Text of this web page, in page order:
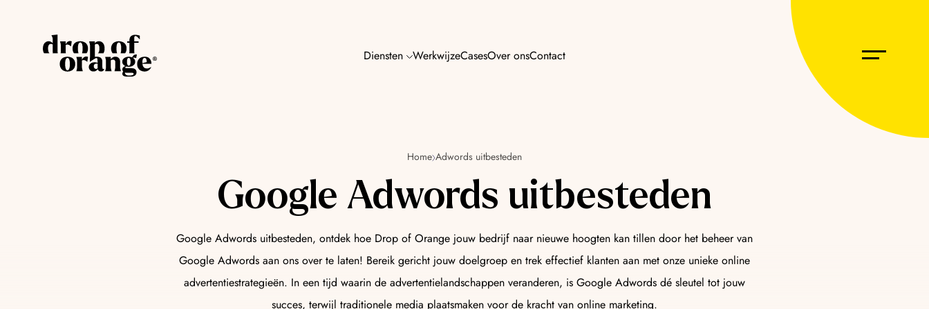
Diensten
Ontdek waar AI direct waarde toevoegt aan jouw marketing — van
Word zichtbaar in Google én AI-antwoorden. Jouw merk als bron in de
zoekmachines van morgen.
Ontdek hoe automatisering en slimme tools zorgen voor meer resultaat,
Content die raakt, presteert en gevonden wordt! Perfect afgestemd op
mens én machine.
WerkwijzeCasesOver onsContact
Home Adwords uitbesteden
Google Adwords uitbesteden
Google Adwords uitbesteden, ontdek hoe Drop of Orange jouw bedrijf naar nieuwe hoogten kan tillen door het beheer van
Google Adwords aan ons over te laten! Bereik gericht jouw doelgroep en trek effectief klanten aan met onze unieke online
advertentiestrategieën. In een tijd waarin de advertentielandschappen veranderen, is Google Adwords dé sleutel tot jouw
succes, terwijl traditionele media plaatsmaken voor de kracht van online marketing.